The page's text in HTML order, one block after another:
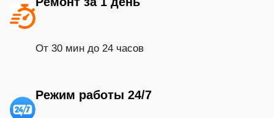
От 30 мин до 24 часов
Режим работы 24/7